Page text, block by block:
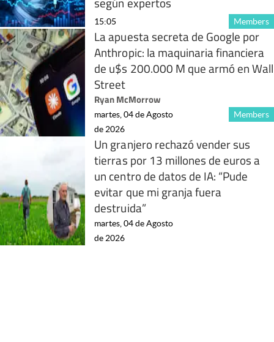
Members
15:05
La apuesta secreta de Google por
Anthropic: la maquinaria financiera
de u$s 200.000 M que armó en Wall
Street
Ryan McMorrow
Members
martes, 04 de Agosto
de 2026
Un granjero rechazó vender sus
tierras por 13 millones de euros a
un centro de datos de IA: “Pude
evitar que mi granja fuera
destruida”
martes, 04 de Agosto
de 2026